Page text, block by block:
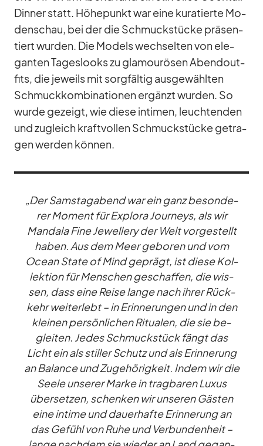
Din­ner statt. Hö­he­punkt war eine ku­ra­tierte Mo­
den­schau, bei der die Schmuck­stü­cke prä­sen­
tiert wur­den. Die Mo­dels wech­sel­ten von ele­
gan­ten Ta­ges­looks zu gla­mou­rö­sen Abend­out­
fits, die je­weils mit sorg­fäl­tig aus­ge­wähl­ten
Schmuck­kom­bi­na­tio­nen er­gänzt wur­den. So
wurde ge­zeigt, wie diese in­ti­men, leuch­ten­den
und zu­gleich kraft­vol­len Schmuck­stü­cke ge­tra­
gen wer­den kön­nen.
„Der Sams­tag­abend war ein ganz be­son­de­
rer Mo­ment für Ex­plora Jour­neys, als wir
Man­dala Fine Je­wel­lery der Welt vor­ge­stellt
ha­ben. Aus dem Meer ge­bo­ren und vom
Ocean State of Mind ge­prägt, ist diese Kol­
lek­tion für Men­schen ge­schaf­fen, die wis­
sen, dass eine Reise lange nach ih­rer Rück­
kehr wei­ter­lebt – in Er­in­ne­run­gen und in den
klei­nen per­sön­li­chen Ri­tua­len, die sie be­
glei­ten. Je­des Schmuck­stück fängt das
Licht ein als stil­ler Schutz und als Er­in­ne­rung
an Ba­lance und Zu­ge­hö­rig­keit. In­dem wir die
Seele un­se­rer Marke in trag­ba­ren Lu­xus
über­set­zen, schen­ken wir un­se­ren Gäs­ten
eine in­time und dau­er­hafte Er­in­ne­rung an
das Ge­fühl von Ruhe und Ver­bun­den­heit –